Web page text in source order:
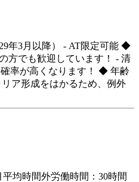
年3月以降） - AT限定可能 ◆
方でも歓迎しています！ - 清
率が高くなります！ ◆ 年齢
ア形成をはかるため、例外
均時間外労働時間：30時間